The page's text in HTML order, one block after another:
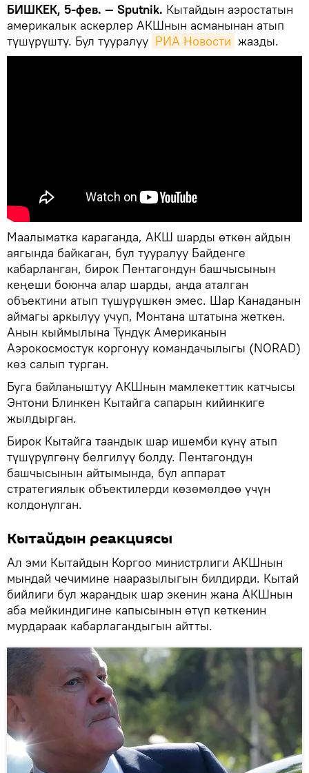
БИШКЕК, 5-фев. — Sputnik. Кытайдын аэростатын
америкалык аскерлер АКШнын асманынан атып
түшүрүштү. Бул тууралуу РИА Новости жазды.
Маалыматка караганда, АКШ шарды өткөн айдын
аягында байкаган, бул тууралуу Байденге
кабарланган, бирок Пентагондун башчысынын
кеңеши боюнча алар шарды, анда аталган
объектини атып түшүрүшкөн эмес. Шар Канаданын
аймагы аркылуу учуп, Монтана штатына жеткен.
Анын кыймылына Түндүк Американын
Аэрокосмостук коргонуу командачылыгы (NORAD)
көз салып турган.
Буга байланыштуу АКШнын мамлекеттик катчысы
Энтони Блинкен Кытайга сапарын кийинкиге
жылдырган.
Бирок Кытайга таандык шар ишемби күнү атып
түшүрүлгөнү белгилүү болду. Пентагондун
башчысынын айтымында, бул аппарат
стратегиялык объектилерди көзөмөлдөө үчүн
колдонулган.
Кытайдын реакциясы
Ал эми Кытайдын Коргоо министрлиги АКШнын
мындай чечимине нааразылыгын билдирди. Кытай
бийлиги бул жарандык шар экенин жана АКШнын
аба мейкиндигине капысынын өтүп кеткенин
мурдараак кабарлагандыгын айтты.